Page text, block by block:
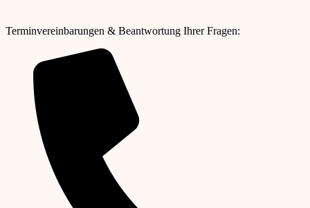
Terminvereinbarungen & Beantwortung Ihrer Fragen: